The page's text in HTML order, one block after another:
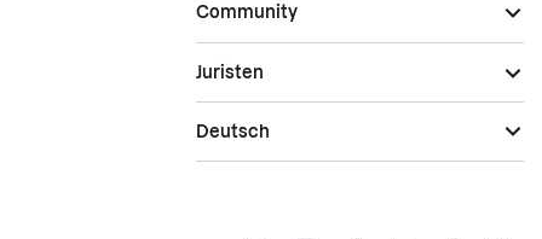
Community
Juristen
Deutsch